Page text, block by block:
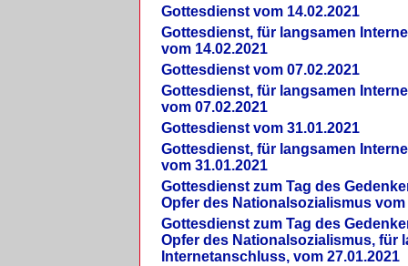
Gottesdienst vom 14.02.2021
Gottesdienst, für langsamen
vom 14.02.2021
Gottesdienst vom 07.02.2021
Gottesdienst, für langsamen
vom 07.02.2021
Gottesdienst vom 31.01.2021
Gottesdienst, für langsamen
vom 31.01.2021
Gottesdienst zum Tag des
Opfer des Nationalsozialismus vom
Gottesdienst zum Tag des
Opfer des Nationalsozialismus, für
Internetanschluss, vom 27.01.2021